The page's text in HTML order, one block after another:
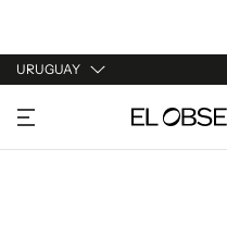
URUGUAY
URUGUAY
ARGENTINA